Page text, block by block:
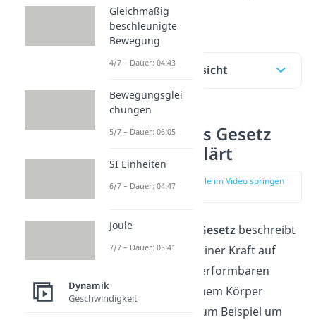
unserVideo
Inhaltsübersicht
Hookesches Gesetz
einfach erklärt
zur Stelle im Video springen
Das Hookesche Gesetzbeschreibt
die Auswirkung einer Kraft auf
einen elastisch verformbaren
Körper. Bei so einem Körper
handelt es sich zum Beispiel um
Gleichmäßig
beschleunigte
Bewegung
4/7 – Dauer: 04:43
Bewegungsglei
chungen
5/7 – Dauer: 06:05
SI Einheiten
6/7 – Dauer: 04:47
Joule
7/7 – Dauer: 03:41
Dynamik
Geschwindigkeit